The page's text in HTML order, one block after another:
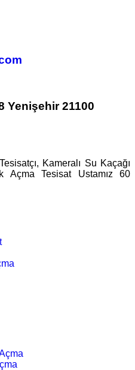
Yenişehir 21100
Kameralı Su Kaçağı
Açma Tesisat Ustamız 60